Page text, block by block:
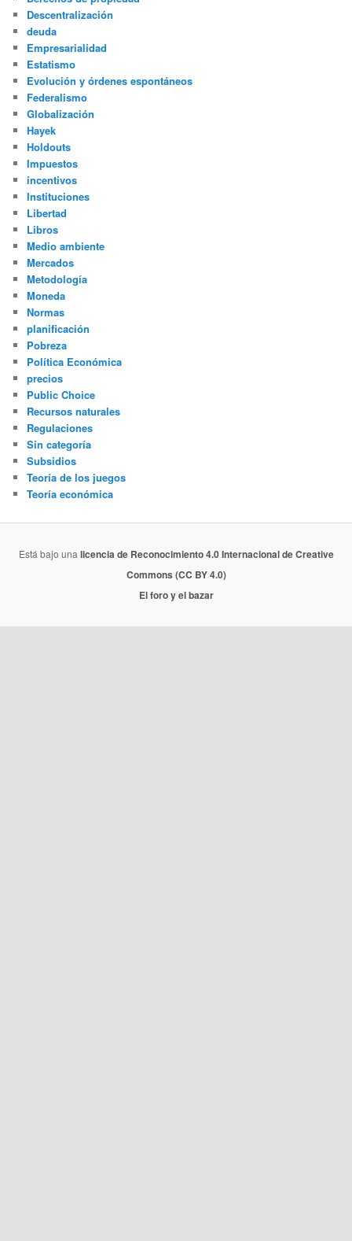
Descentralización
deuda
Empresarialidad
Estatismo
Evolución y órdenes espontáneos
Federalismo
Globalización
Hayek
Holdouts
Impuestos
incentivos
Instituciones
Libertad
Libros
Medio ambiente
Mercados
Metodología
Moneda
Normas
planificación
Pobreza
Política Económica
precios
Public Choice
Recursos naturales
Regulaciones
Sin categoría
Subsidios
Teoría de los juegos
Teoría económica
Está bajo unalicencia de Reconocimiento 4.0 Internacional de Creative
Commons (CC BY 4.0)
El foro y el bazar